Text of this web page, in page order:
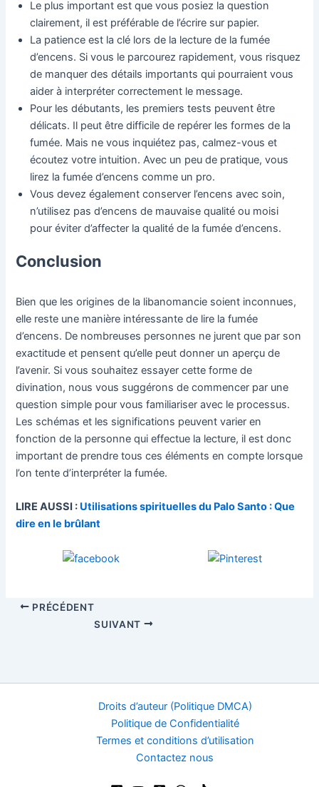
Le plus important est que vous posiez la question
clairement, il est préférable de l’écrire sur papier.
La patience est la clé lors de la lecture de la fumée
d’encens. Si vous le parcourez rapidement, vous risquez
de manquer des détails importants qui pourraient vous
aider à interpréter correctement le message.
Pour les débutants, les premiers tests peuvent être
délicats. Il peut être difficile de repérer les formes de la
fumée. Mais ne vous inquiétez pas, calmez-vous et
écoutez votre intuition. Avec un peu de pratique, vous
lirez la fumée d’encens comme un pro.
Vous devez également conserver l’encens avec soin,
n’utilisez pas d’encens de mauvaise qualité ou moisi
pour éviter d’affecter la qualité de la fumée d’encens.
Conclusion
Bien que les origines de la libanomancie soient inconnues,
elle reste une manière intéressante de lire la fumée
d’encens. De nombreuses personnes ne jurent que par son
exactitude et pensent qu’elle peut donner un aperçu de
l’avenir. Si vous souhaitez essayer cette forme de
divination, nous vous suggérons de commencer par une
question simple pour vous familiariser avec le processus.
Les schémas et les significations peuvent varier en
fonction de la personne qui effectue la lecture, il est donc
important de prendre tous ces éléments en compte lorsque
l’on tente d’interpréter la fumée.
LIRE AUSSI : Utilisations spirituelles du Palo Santo : Que
dire en le brûlant
PRÉCÉDENT
SUIVANT
Droits d’auteur (Politique DMCA)
Politique de Confidentialité
Termes et conditions d’utilisation
Contactez nous